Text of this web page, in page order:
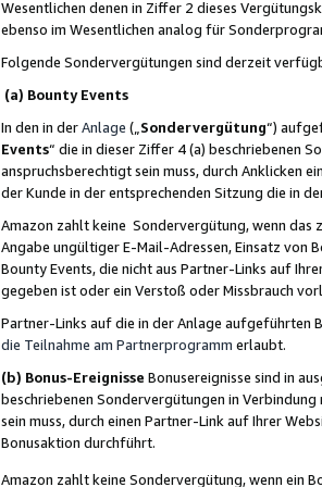
Wesentlichen denen in Ziffer 2 dieses
ebenso im Wesentlichen analog für
Folgende Sondervergütungen sind derzeit
(a) Bounty Events
In den in derAnlage („ Sondervergütung“)
Events“ die in dieser Ziffer 4 (a) beschriebenen
anspruchsberechtigt sein muss, durch Anklicken
der Kunde in der entsprechenden Sitzung die in
Amazon zahlt keine Sondervergütung, wenn das
Angabe ungültiger E-Mail-Adressen, Einsatz von
Bounty Events, die nicht aus Partner-Links auf
gegeben ist oder ein Verstoß oder Missbrauch
Partner-Links auf die in der Anlage aufgeführten
die Teilnahme am Partnerprogramm erlaubt.
(b) Bonus-Ereignisse Bonusereignisse sind in
beschriebenen Sondervergütungen in Verbindung
sein muss, durch einen Partner-Link auf Ihrer
Bonusaktion durchführt.
Amazon zahlt keine Sondervergütung, wenn ein